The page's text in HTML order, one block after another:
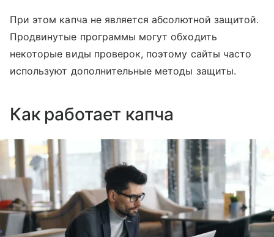
При этом капча не является абсолютной защитой.
Продвинутые программы могут обходить
некоторые виды проверок, поэтому сайты часто
используют дополнительные методы защиты.
Как работает капча